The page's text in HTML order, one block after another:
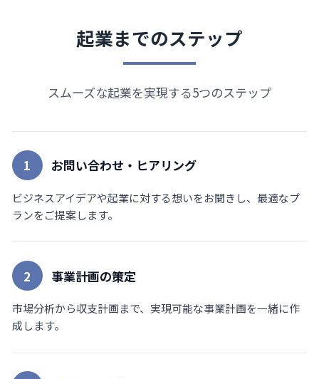
起業までのステップ
スムーズな起業を実現する5つのステップ
1 お問い合わせ・ヒアリング
ビジネスアイデアや起業に対する想いをお聞きし、最適なプ
ランをご提案します。
2 事業計画の策定
市場分析から収支計画まで、実現可能な事業計画を一緒に作
成します。